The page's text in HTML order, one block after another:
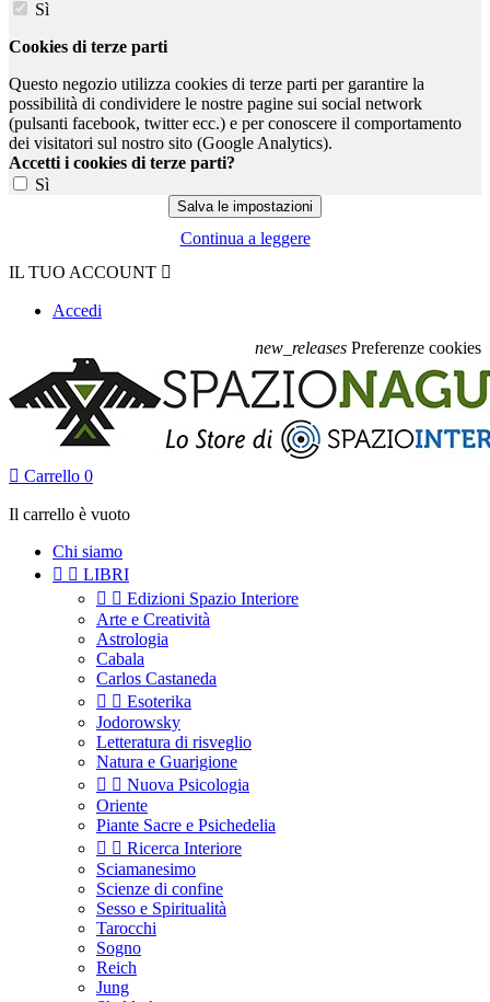
Sì
Cookies di terze parti
Questo negozio utilizza cookies di terze parti per garantire la
possibilità di condividere le nostre pagine sui social network
(pulsanti facebook, twitter ecc.) e per conoscere il comportamento
dei visitatori sul nostro sito (Google Analytics).
Accetti i cookies di terze parti?
Sì
Continua a leggere
IL TUO ACCOUNT 
Accedi
new_releases Preferenze cookies
 Carrello 0
Il carrello è vuoto
Chi siamo
  LIBRI
  Edizioni Spazio Interiore
Arte e Creatività
Astrologia
Cabala
Carlos Castaneda
  Esoterika
Jodorowsky
Letteratura di risveglio
Natura e Guarigione
  Nuova Psicologia
Oriente
Piante Sacre e Psichedelia
  Ricerca Interiore
Sciamanesimo
Scienze di confine
Sesso e Spiritualità
Tarocchi
Sogno
Reich
Jung